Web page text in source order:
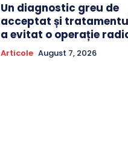
Un diagnostic greu de
acceptat și
a evitat o operație
Articole August 7, 2026